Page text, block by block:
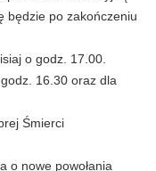
będzie po zakończeniu
o godz. 17.00.
16.30 oraz dla
Śmierci
o nowe powołania